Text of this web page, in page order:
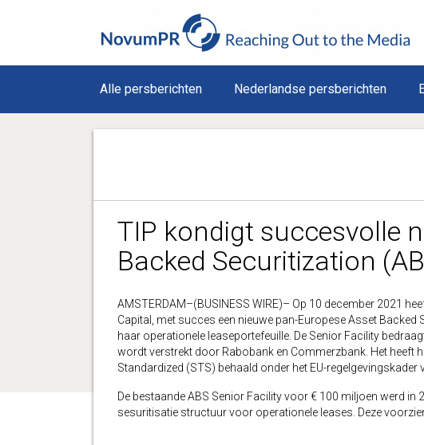
Alle persberichten Nederlandse persberichten
TIP kondigt succesvolle
Backed Securitization
AMSTERDAM–(BUSINESS WIRE)– Op 10 december 2021
Capital, met succes een nieuwe pan-Europese Asset
haar operationele leaseportefeuille. De Senior Facility
wordt verstrekt door Rabobank en Commerzbank. Het heeft
Standardized (STS) behaald onder het EU-regelgevingskader
De bestaande ABS Senior Facility voor € 100 miljoen werd in
sesuritisatie structuur voor operationele leases. Deze